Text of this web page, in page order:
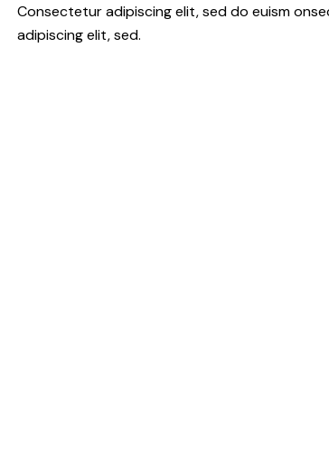
Consectetur adipiscing elit, sed do euism
adipiscing elit, sed.